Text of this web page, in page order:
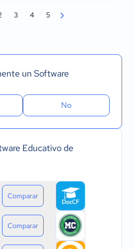
3 4 5
un Software
No
Educativo de
Comparar
Comparar